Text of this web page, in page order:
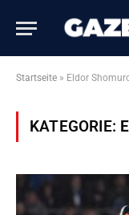
Startseite » Eldor
KATEGORIE: